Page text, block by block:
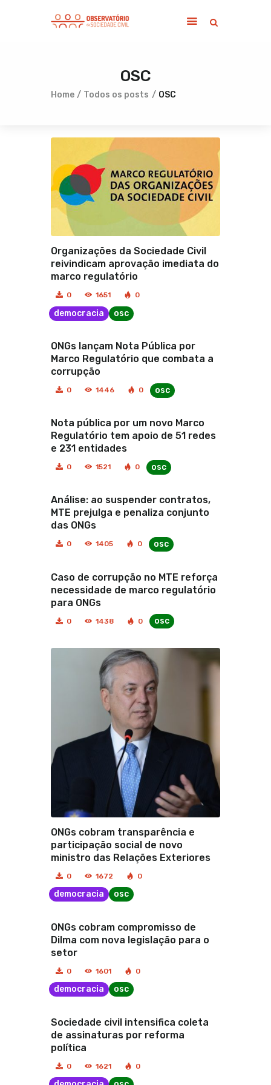
OSC
Home Todos os posts OSC
Sobre
Organizações da Sociedade Civil
reivindicam aprovação imediata do
marco regulatório
0 1651 0
democracia osc
ONGs lançam Nota Pública por
Marco Regulatório que combata a
corrupção
0 1446 0 osc
Nota pública por um novo Marco
Regulatório tem apoio de 51 redes
e 231 entidades
0 1521 0 osc
Análise: ao suspender contratos,
MTE prejulga e penaliza conjunto
das ONGs
0 1405 0 osc
Caso de corrupção no MTE reforça
necessidade de marco regulatório
para ONGs
0 1438 0 osc
ONGs cobram transparência e
participação social de novo
ministro das Relações Exteriores
0 1672 0
democracia osc
ONGs cobram compromisso de
Dilma com nova legislação para o
setor
0 1601 0
democracia osc
Sociedade civil intensifica coleta
de assinaturas por reforma
política
0 1621 0